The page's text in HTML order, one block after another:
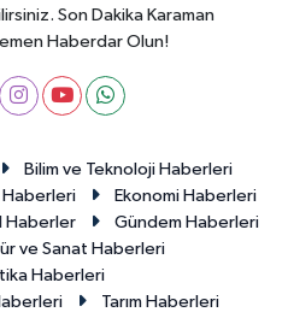
Son Dakika Karaman
Haberdar Olun!
Bilim ve Teknoloji Haberleri
Haberleri
Ekonomi Haberleri
Haberler
Gündem Haberleri
ve Sanat Haberleri
Haberleri
Tarım Haberleri